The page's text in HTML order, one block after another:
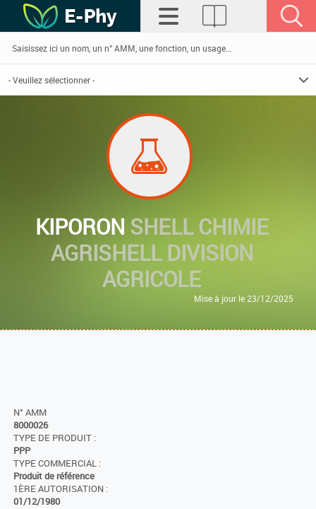
KIPORON SHELL CHIMIE
AGRISHELL DIVISION
AGRICOLE
Mise à jour le 23/12/2025
N° AMM
8000026
TYPE DE PRODUIT :
PPP
TYPE COMMERCIAL :
Produit de référence
1ÈRE AUTORISATION :
01/12/1980